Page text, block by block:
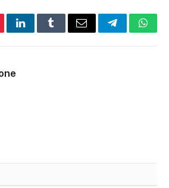
LinkedInTumblrEmail Telegram